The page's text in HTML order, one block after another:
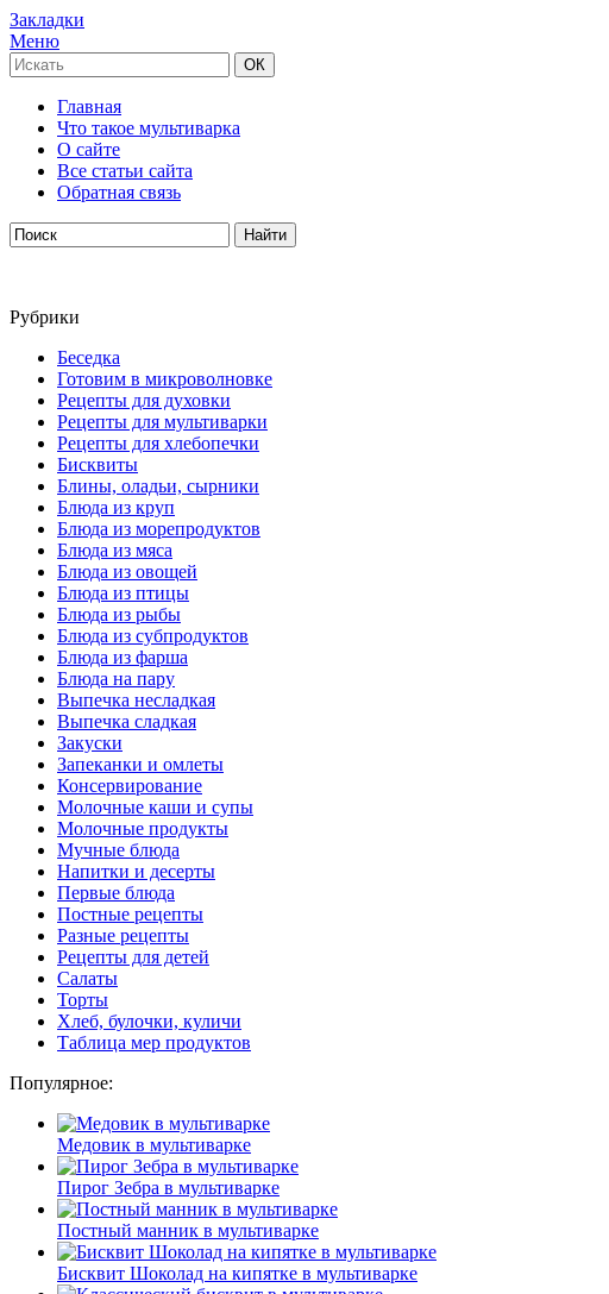
Закладки
Меню
Главная
Что такое мультиварка
О сайте
Все статьи сайта
Обратная связь
Рубрики
Беседка
Готовим в микроволновке
Рецепты для духовки
Рецепты для мультиварки
Рецепты для хлебопечки
Бисквиты
Блины, оладьи, сырники
Блюда из круп
Блюда из морепродуктов
Блюда из мяса
Блюда из овощей
Блюда из птицы
Блюда из рыбы
Блюда из субпродуктов
Блюда из фарша
Блюда на пару
Выпечка несладкая
Выпечка сладкая
Закуски
Запеканки и омлеты
Консервирование
Молочные каши и супы
Молочные продукты
Мучные блюда
Напитки и десерты
Первые блюда
Постные рецепты
Разные рецепты
Рецепты для детей
Салаты
Торты
Хлеб, булочки, куличи
Таблица мер продуктов
Популярное:
Медовик в мультиварке
Пирог Зебра в мультиварке
Постный манник в мультиварке
Бисквит Шоколад на кипятке в мультиварке